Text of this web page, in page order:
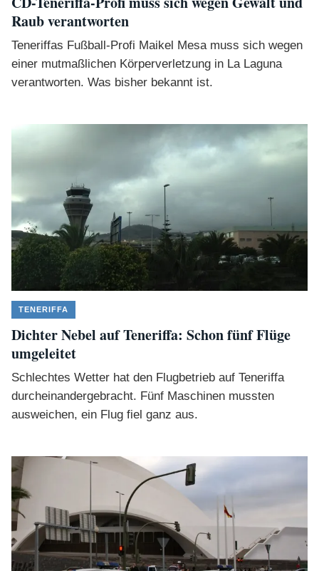
Raub verantworten
Teneriffas Fußball-Profi Maikel Mesa muss sich wegen
einer mutmaßlichen Körperverletzung in La Laguna
verantworten. Was bisher bekannt ist.
TENERIFFA
Dichter Nebel auf Teneriffa: Schon fünf Flüge
umgeleitet
Schlechtes Wetter hat den Flugbetrieb auf Teneriffa
durcheinandergebracht. Fünf Maschinen mussten
ausweichen, ein Flug fiel ganz aus.